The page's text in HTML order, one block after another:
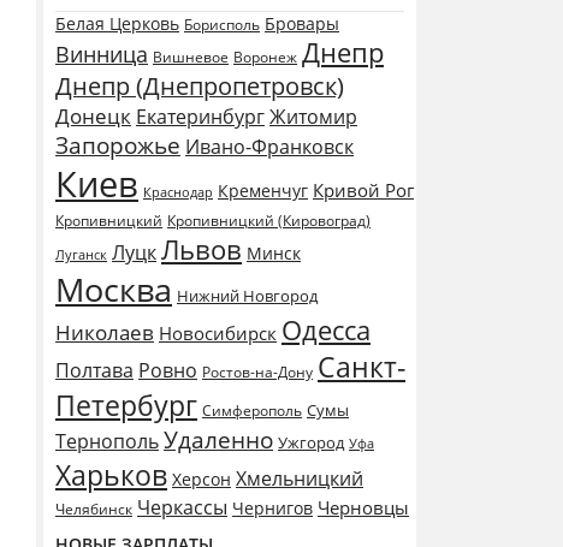
Белая Церковь Борисполь Бровары
Винница Вишневое Воронеж Днепр
Днепр (Днепропетровск)
Донецк ЕкатеринбургЖитомир
Запорожье Ивано-Франковск
Киев Краснодар Кременчуг Кривой Рог
Кропивницкий Кропивницкий (Кировоград)
Луганск ЛуцкЛьвов Минск
Москва Нижний Новгород
Николаев Новосибирск Одесса
Полтава Ровно Ростов-на-Дону Санкт-
Петербург Симферополь Сумы
ТернопольУдаленно Ужгород Уфа
Харьков Херсон Хмельницкий
Челябинск Черкассы Чернигов Черновцы